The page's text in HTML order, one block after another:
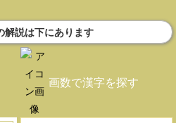
解説は下にあります
画数で漢字を探す